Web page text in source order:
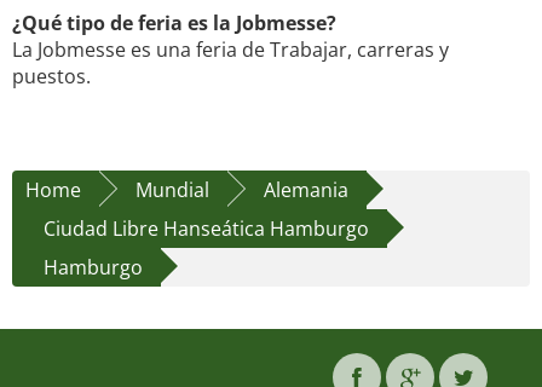
¿Qué tipo de feria es la Jobmesse?
La Jobmesse es una feria de Trabajar, carreras y
puestos.
Home Mundial
Alemania
Ciudad Libre Hanseática Hamburgo
Hamburgo